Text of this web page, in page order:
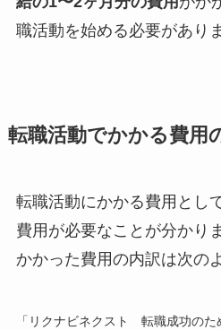
職活動を始める必要があり
転職活動でかかる費用
転職活動にかかる費用とし
費用が必要なことが分かり
かかった費用の内訳は次の
「リクナビネクスト 転職成功のた